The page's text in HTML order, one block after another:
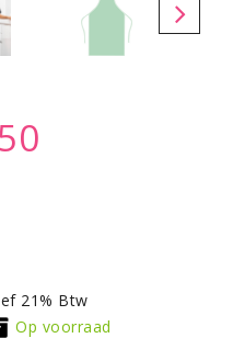
21% Btw
Op voorraad